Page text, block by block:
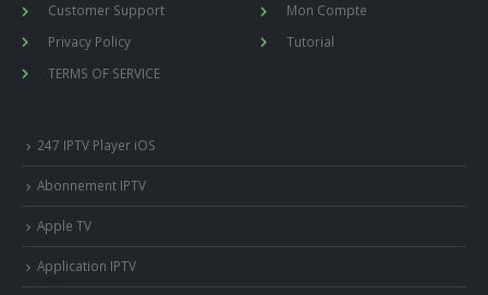
Customer Support
Privacy Policy
TERMS OF SERVICE
Mon Compte
Tutorial
247 IPTV Player iOS
Abonnement IPTV
Apple TV
Application IPTV